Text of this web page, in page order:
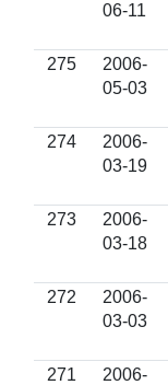
06-11
275
2006-
05-03
274
2006-
03-19
273
2006-
03-18
272
2006-
03-03
271
2006-